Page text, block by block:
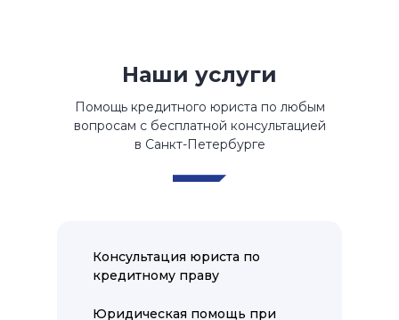
Наши услуги
Помощь кредитного юриста по любым
вопросам с бесплатной консультацией
в Санкт-Петербурге
Консультация юриста по
кредитному праву
Юридическая помощь при